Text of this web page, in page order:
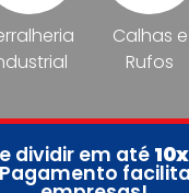
Calhas e
Rufos
dividir em até